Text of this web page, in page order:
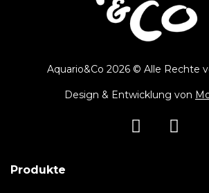
Aquario&Co 2026 © Alle Rechte
Design & Entwicklung von
Produkte